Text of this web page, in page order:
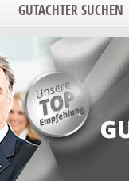
GUTACHTER SUCHEN